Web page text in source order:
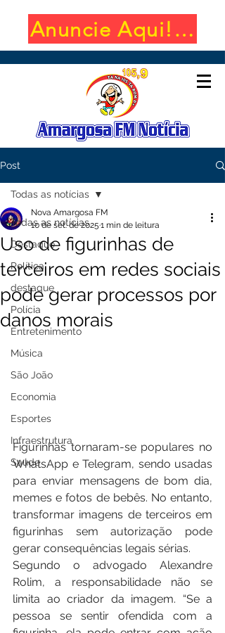
Anuncie Aqui!
Post
Todas as notícias
Destaque
Política
destaque
Polícia
Entretenimento
Música
São João
Economia
Esportes
Infraestrutura
Saúde
Todas as notícias
Uso de figurinhas de
terceiros em redes sociais
pode gerar processos por
danos morais
Nova Amargosa FM
10 de set. de 2025 1 min de leitura
Figurinhas tornaram-se populares no
WhatsApp e Telegram, sendo usadas
para enviar mensagens de bom dia,
memes e fotos de bebês. No entanto,
transformar imagens de terceiros em
figurinhas sem autorização pode
gerar consequências legais sérias.
Segundo o advogado Alexandre
Rolim, a responsabilidade não se
limita ao criador da imagem. “Se a
pessoa se sentir ofendida com a